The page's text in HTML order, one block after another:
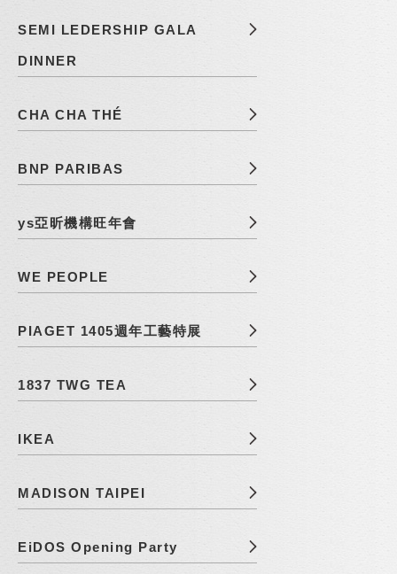
SEMI LEDERSHIP GALA
DINNER
CHA CHA THÉ
BNP PARIBAS
ys亞昕機構旺年會
WE PEOPLE
PIAGET 1405週年工藝特展
1837 TWG TEA
IKEA
MADISON TAIPEI
EiDOS Opening Party